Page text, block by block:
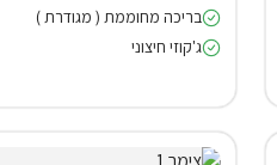
בריכה מחוממת ( מגודרת )
ג'קוזי חיצוני